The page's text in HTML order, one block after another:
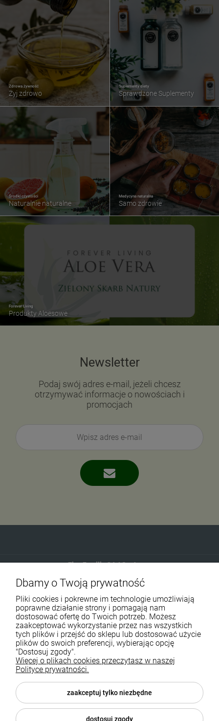
Zdrowa żywność
Żyj zdrowo
Suplementy diety
Sprawdzone Suplementy
Forever Living
Produkty Aloesowe
Środki czystości
Naturalnie naturalne
Medycyna naturalna
Samo zdrowie
Newsletter
Podaj swój adres e-mail, jeżeli chcesz
otrzymywać informacje o nowościach i
promocjach
Eko-Familia GAJ Sp.Jawna
Gdańska 60
90-616 Łódź
790 727 174
sklep@eko-familia.pl
Informacje o sklepie
Suplementy diety
Popularne kategorie
Dbamy o Twoją prywatność
Pliki cookies i pokrewne im technologie umożliwiają
poprawne działanie strony i pomagają nam
dostosować ofertę do Twoich potrzeb. Możesz
zaakceptować wykorzystanie przez nas wszystkich
tych plików i przejść do sklepu lub dostosować użycie
plików do swoich preferencji, wybierając opcję
"Dostosuj zgody".
Więcej o plikach cookies przeczytasz w naszej
Polityce prywatności.
zaakceptuj tylko niezbędne
dostosuj zgody
Zasubskrybuj nasz newsletter
i otrzymaj5% rabatu na zakupy.
Twój email